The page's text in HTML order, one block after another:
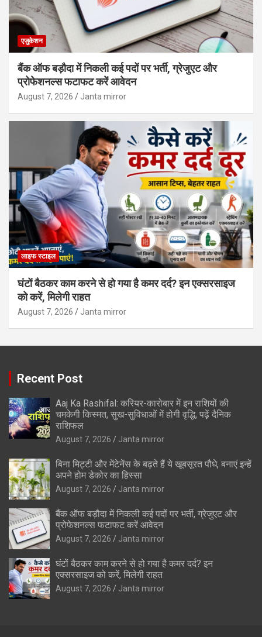
एजुकेशन
बैंक ऑफ बड़ौदा में निकली कई पदों पर भर्ती, ग्रेजुएट और
प्रोफेशनल्स फटाफट करें आवेदन
August 7, 2026 Janta mirror
लाइफ स्टाइल
घंटों बैठकर काम करने से हो गया है कमर दर्द? इन एक्सरसाइज
को करें, मिलेगी राहत
August 7, 2026 Janta mirror
Recent Post
Aaj Ka Rashifal: करियर-कारोबार में इन राशियों की
चमकेगी किस्मत, सुख-सुविधाओं में होगी वृद्धि, पढ़ें दैनिक
राशिफल
August 7, 2026 Janta mirror
बिना मिट्टी और मेंटेनेंस के बढ़ते हैं ये खूबसूरत पौधे, बनाएं इन्‍हें
अपने होम डेकोर का हिस्‍सा
August 7, 2026 Janta mirror
बैंक ऑफ बड़ौदा में निकली कई पदों पर भर्ती, ग्रेजुएट और
प्रोफेशनल्स फटाफट करें आवेदन
August 7, 2026 Janta mirror
घंटों बैठकर काम करने से हो गया है कमर दर्द? इन
एक्सरसाइज को करें, मिलेगी राहत
August 7, 2026 Janta mirror